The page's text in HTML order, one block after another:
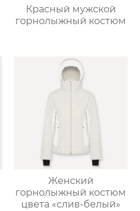
Красный мужской
горнолыжный костюм
Женский
горнолыжный костюм
цвета «слив-белый»